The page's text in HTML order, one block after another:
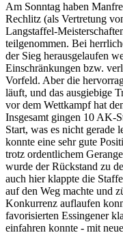
Am Sonntag haben
Rechlitz (als Vertretung
Langstaffel-
teilgenommen. Bei
der Sieg herausgelaufen
Einschränkungen bzw.
Vorfeld. Aber die
läuft, und das ausgiebige
vor dem Wettkampf hat
Insgesamt gingen 10 AK-
Start, was es nicht gerade
konnte eine sehr gute
trotz ordentlichem
wurde der Rückstand zu
auch hier klappte die
auf den Weg machte und
Konkurrenz auflaufen
favorisierten Essingener
einfahren konnte - mit